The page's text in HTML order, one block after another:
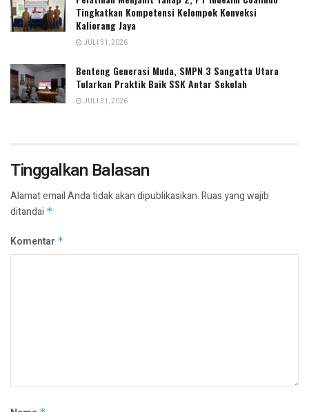
Tingkatkan Kompetensi Kelompok Konveksi
Kaliorang Jaya
JULI 31, 2026
Benteng Generasi Muda, SMPN 3 Sangatta Utara
Tularkan Praktik Baik SSK Antar Sekolah
JULI 31, 2026
Tinggalkan Balasan
Alamat email Anda tidak akan dipublikasikan.Ruas yang wajib
ditandai *
Komentar *